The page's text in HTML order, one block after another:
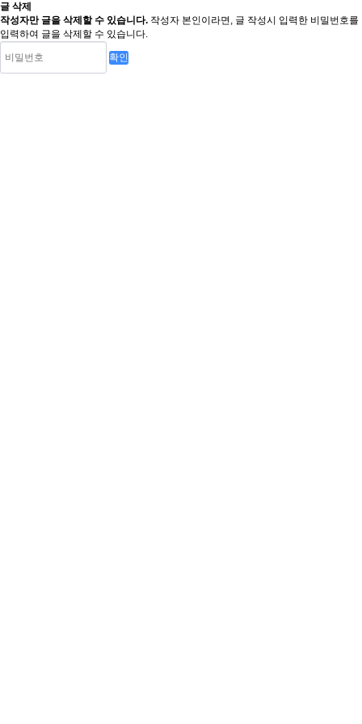
글 삭제
작성자만 글을 삭제할 수 있습니다. 작성자 본인이라면, 글 작성시 입력한 비밀번호를
입력하여 글을 삭제할 수 있습니다.